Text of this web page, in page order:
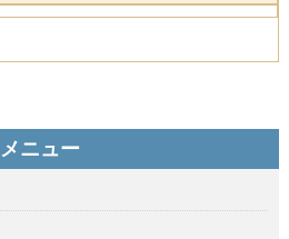
メニュー